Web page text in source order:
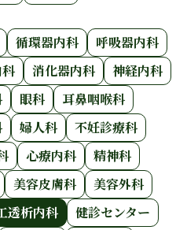
循環器内科
呼吸器内科
消化器内科
神経内科
眼科
耳鼻咽喉科
婦人科
不妊診療科
心療内科
精神科
美容皮膚科
美容外科
透析内科
健診センター